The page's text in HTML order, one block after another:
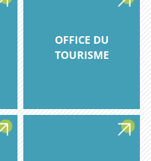
OFFICE DU
TOURISME